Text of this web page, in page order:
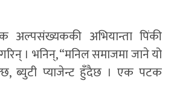
अभियान्ता पिंकी
। भनिन्, “मनिल समाजमा जाने यो
ब्युटी प्याजेन्ट हुँदैछ । एक पटक